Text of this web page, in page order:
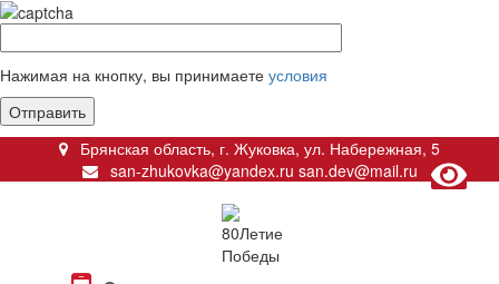
Нажимая на кнопку, вы принимаете условия
Брянская область, г. Жуковка, ул. Набережная, 5
san-zhukovka@yandex.ru san.dev@mail.ru